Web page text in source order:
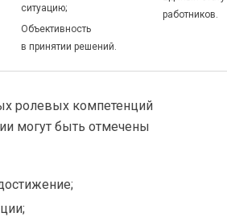
ситуацию;
Объективность
в принятии решений.
работников.
ролевых компетенций
могут быть отмечены